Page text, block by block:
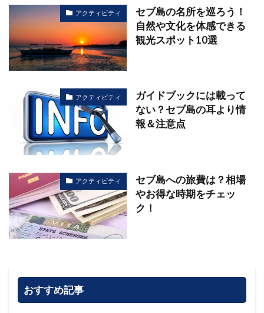
アクティビティ
セブ島の名所を巡ろう！
自然や文化を体感できる
観光スポット10選
アクティビティ
ガイドブックには載って
ない？セブ島の耳より情
報＆注意点
アクティビティ
セブ島への旅費は？相場
やお得な時期をチェッ
ク！
おすすめ記事